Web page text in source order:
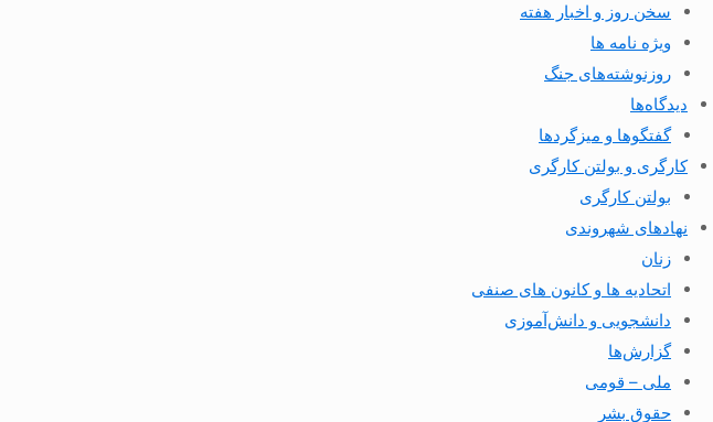
سخن روز و اخبار هفته
ویژه نامه ها
روزنوشته‌های جنگ
دیدگاه‌ها
گفتگوها و میزگردها
کارگری و بولتن کارگری
بولتن کارگری
نهادهای شهروندی
زنان
اتحادیه ها و کانون های صنفی
دانشجویی و دانش‌آموزی
گزارش‌ها
ملی – قومی
حقوق بشر